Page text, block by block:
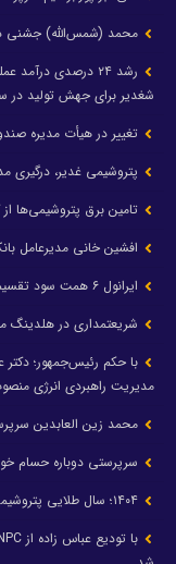
محمد (شمس‌الله) جشنی
شغدیر برای جهش تولید در سال ۱۴۰۵
تغییر در هیأت مدیره
پتروشیمی غدیر، درگیری
تامین برق پتروشیمی‌ها از
افشین خانی مدیرعامل
ایرانول ۶ همت سود تقسیم کرد
شریعتمداری در هلدینگ
با حکم رئیس‌جمهور؛ دکتر
مدیریت راهبردی انرژی
محمد زین العابدین
سرپرستی دوباره حسام